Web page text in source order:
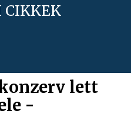
CIKKEK
lett
-